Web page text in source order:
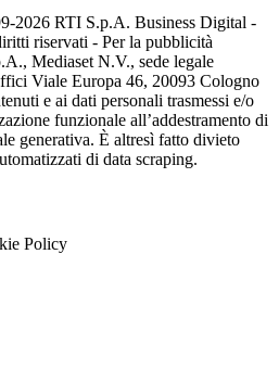
2026 RTI S.p.A. Business Digital -
riservati - Per la pubblicità
Mediaset N.V., sede legale
Viale Europa 46, 20093 Cologno
e ai dati personali trasmessi e/o
funzionale all’addestramento di
generativa. È altresì fatto divieto
di data scraping.
Policy